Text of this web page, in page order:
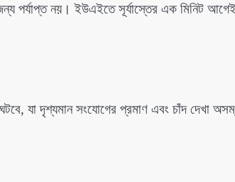
পর্যাপ্ত নয়। ইউএইতে সূর্যাস্তের এক মিনিট
যা দৃশ্যমান সংযোগের প্রমাণ এবং চাঁদ দেখা